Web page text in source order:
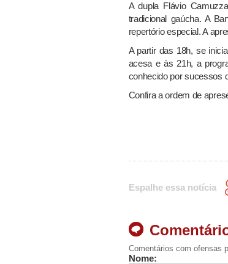
A dupla Flávio
tradicional gaúcha. A
repertório especial. A
A partir das 18h, se
acesa e às 21h, a
conhecido por sucessos
Confira a ordem de
Espalhe essa notícia
Comentários com ofensas
Nome: